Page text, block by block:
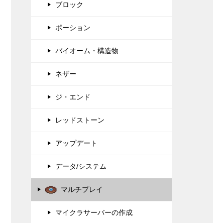
ブロック
ポーション
バイオーム・構造物
ネザー
ジ・エンド
レッドストーン
アップデート
データ/システム
マルチプレイ
マイクラサーバーの作成